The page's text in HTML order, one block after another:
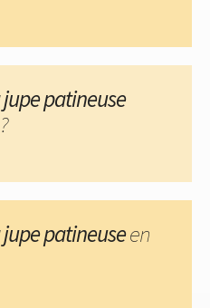
patineuse
patineuseen